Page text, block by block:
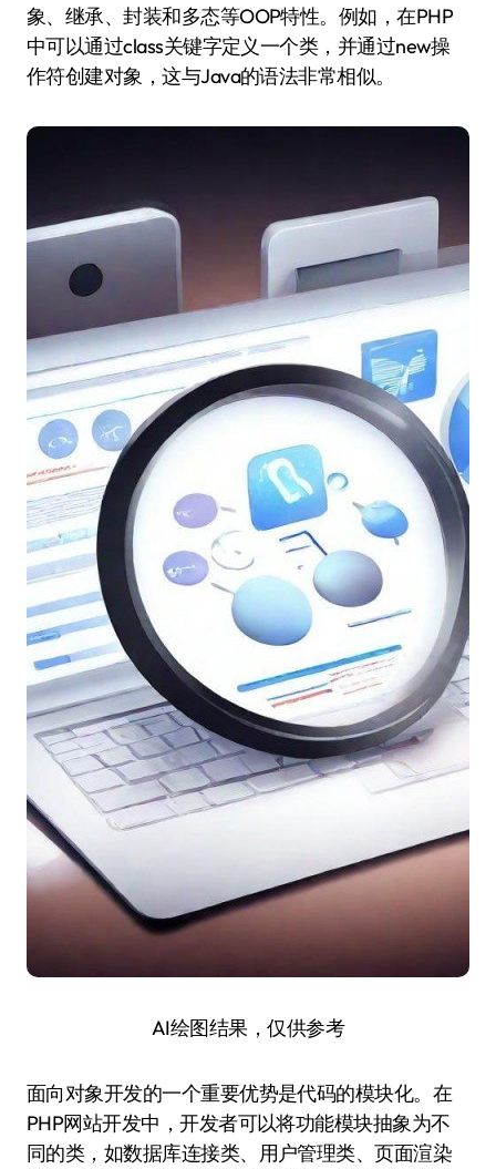
象、继承、封装和多态等OOP特性。例如，在PHP
中可以通过class关键字定义一个类，并通过new操
作符创建对象，这与Java的语法非常相似。
AI绘图结果，仅供参考
面向对象开发的一个重要优势是代码的模块化。在
PHP网站开发中，开发者可以将功能模块抽象为不
同的类，如数据库连接类、用户管理类、页面渲染